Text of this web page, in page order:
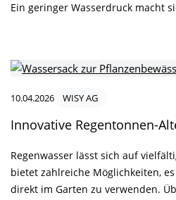
Ein geringer Wasserdruck macht
eine Zisterne.
10.04.2026 WISY AG
Innovative Regentonnen-
Regenwasser lässt sich auf
bietet zahlreiche Möglichkeiten,
direkt im Garten zu verwenden.